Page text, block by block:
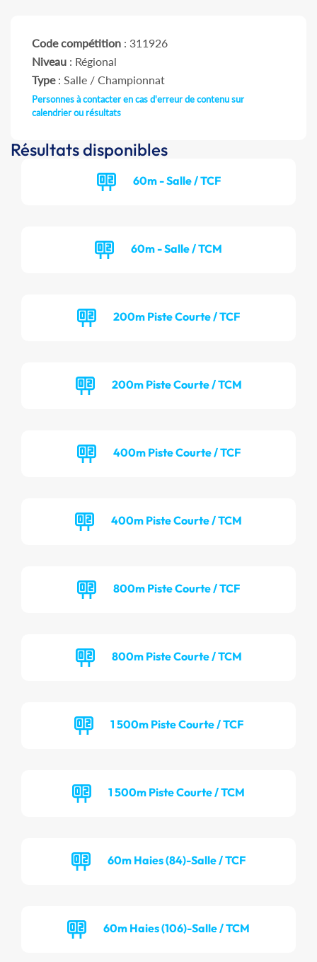
Code compétition : 311926
Niveau : Régional
Type: Salle / Championnat
Personnes à contacter en cas d'erreur de contenu sur
calendrier ou résultats
Résultats disponibles
60m - Salle / TCF
60m - Salle / TCM
200m Piste Courte / TCF
200m Piste Courte / TCM
400m Piste Courte / TCF
400m Piste Courte / TCM
800m Piste Courte / TCF
800m Piste Courte / TCM
1 500m Piste Courte / TCF
1 500m Piste Courte / TCM
60m Haies (84)-Salle / TCF
60m Haies (106)-Salle / TCM